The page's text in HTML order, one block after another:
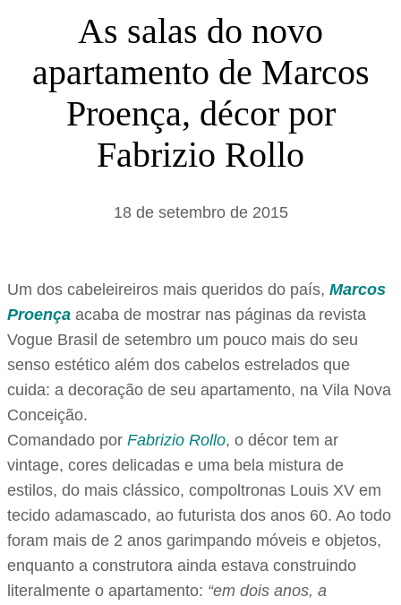
r
As salas do novo
apartamento de Marcos
Proença, décor por
Fabrizio Rollo
18 de setembro de 2015
Um dos cabeleireiros mais queridos do país, Marcos
Proença acaba de mostrar nas páginas da revista
Vogue Brasil de setembro um pouco mais do seu
senso estético além dos cabelos estrelados que
cuida: a decoração de seu apartamento, na Vila Nova
Conceição.
Comandado por Fabrizio Rollo, o décor tem ar
vintage, cores delicadas e uma bela mistura de
estilos, do mais clássico, compoltronas Louis XV em
tecido adamascado, ao futurista dos anos 60. Ao todo
foram mais de 2 anos garimpando móveis e objetos,
enquanto a construtora ainda estava construindo
literalmente o apartamento: “em dois anos, a